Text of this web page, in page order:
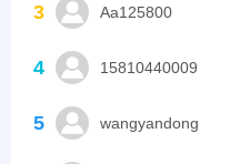
3 Aa125800
4 15810440009
5 wangyandong